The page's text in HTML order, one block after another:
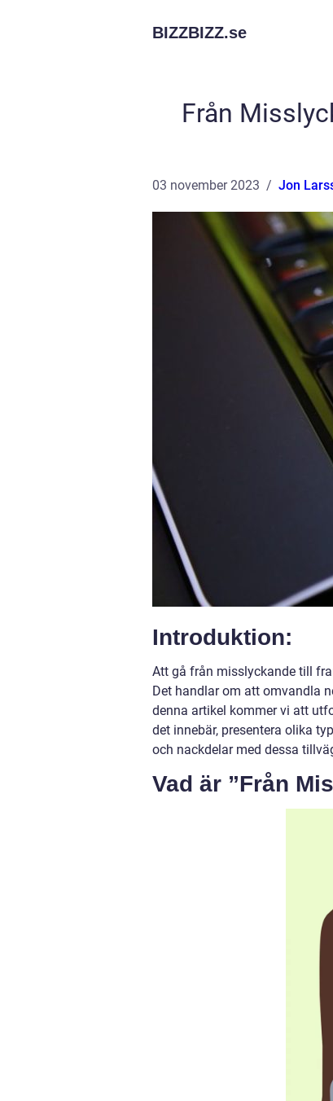
BIZZBIZZ.se
Från
03 november 2023 Jon
Introduktion:
Att gå från misslyckande till
Det handlar om att omvandla
denna artikel kommer vi att
det innebär, presentera olika
och nackdelar med dessa
Vad är ”Från